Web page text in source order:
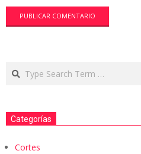
Categorías
Cortes